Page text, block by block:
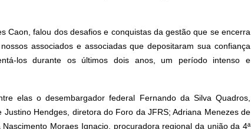
Caon, falou dos desafios e conquistas da gestão que se encerra
associados e associadas que depositaram sua confiança
los durante os últimos dois anos, um período intenso e
elas o desembargador federal Fernando da Silva Quadros,
Hendges, diretora do Foro da JFRS; Adriana Menezes de
Moraes Ignacio, procuradora regional da união da 4ª